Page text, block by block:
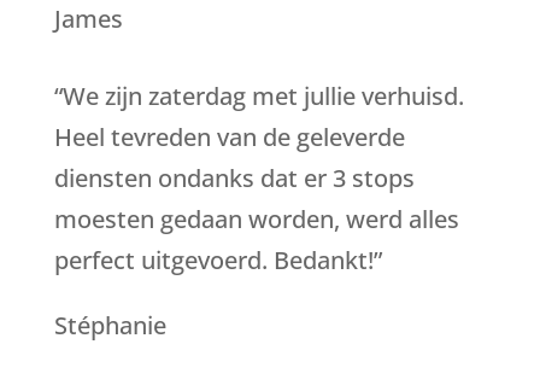
James
“We zijn zaterdag met jullie verhuisd.
Heel tevreden van de geleverde
diensten ondanks dat er 3 stops
moesten gedaan worden, werd alles
perfect uitgevoerd. Bedankt!”
Stéphanie